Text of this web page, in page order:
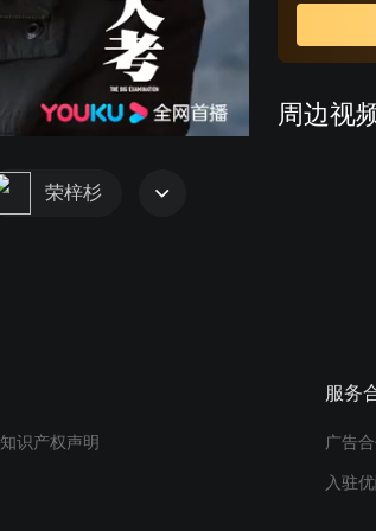
周边视
荣梓杉
知识产权声明
服务
广告
入驻